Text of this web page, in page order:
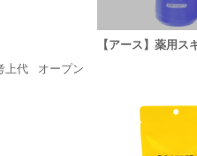
上代
オープン
【アース】薬用ス